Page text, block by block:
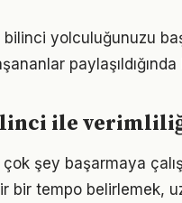
bilinci yolculuğunuzu
ile
çok şey başarmaya
bir tempo belirlemek,